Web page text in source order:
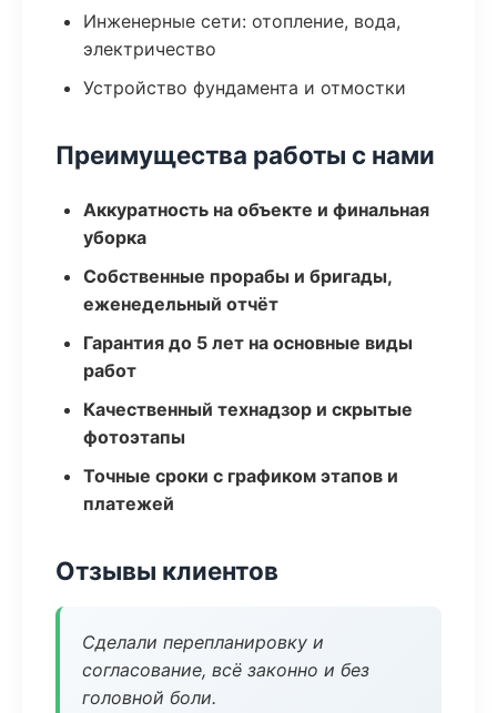
Инженерные сети: отопление, вода,
электричество
Устройство фундамента и отмостки
Преимущества работы с нами
Аккуратность на объекте и финальная
уборка
Собственные прорабы и бригады,
еженедельный отчёт
Гарантия до 5 лет на основные виды
работ
Качественный технадзор и скрытые
фотоэтапы
Точные сроки с графиком этапов и
платежей
Отзывы клиентов
Сделали перепланировку и
согласование, всё законно и без
головной боли.